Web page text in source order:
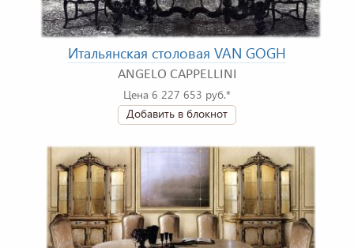
Итальянская столовая VAN GOGH
ANGELO CAPPELLINI
Цена 6 227 653 руб.*
Добавить в блокнот